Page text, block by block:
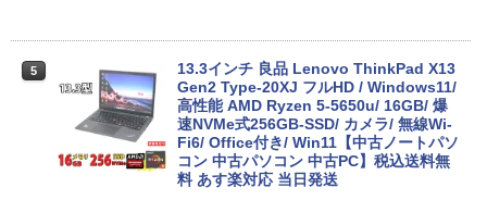
5
13.3インチ 良品 Lenovo ThinkPad X13
Gen2 Type-20XJ フルHD / Windows11/
高性能 AMD Ryzen 5-5650u/ 16GB/ 爆
速NVMe式256GB-SSD/ カメラ/ 無線Wi-
Fi6/ Office付き/ Win11【中古ノートパソ
コン 中古パソコン 中古PC】税込送料無
料 あす楽対応 当日発送